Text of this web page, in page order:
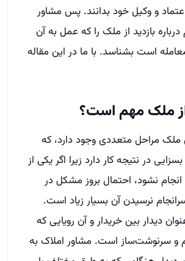
و وکیل خود بدانند. پس مشاور
درباره بازدید از ملک را که عمل به آن
است بشناسد. با ما در این مقاله
از ملک مهم است؟
ملک مراحل متعددی وجود دارد، که
در نتیجه کار دارد زیرا اگر یکی از
نشود، احتمال بروز مشکل در
نرسیدن آن بسیار زیاد است.
دیدار بین خریدار و آن رویایی که
و سرنوشت‌ساز است. مشاور املاک به